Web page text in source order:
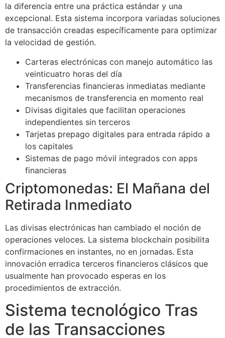
la diferencia entre una práctica estándar y una
excepcional. Esta sistema incorpora variadas soluciones
de transacción creadas específicamente para optimizar
la velocidad de gestión.
Carteras electrónicas con manejo automático las
veinticuatro horas del día
Transferencias financieras inmediatas mediante
mecanismos de transferencia en momento real
Divisas digitales que facilitan operaciones
independientes sin terceros
Tarjetas prepago digitales para entrada rápido a
los capitales
Sistemas de pago móvil integrados con apps
financieras
Criptomonedas: El Mañana del
Retirada Inmediato
Las divisas electrónicas han cambiado el noción de
operaciones veloces. La sistema blockchain posibilita
confirmaciones en instantes, no en jornadas. Esta
innovación erradica terceros financieros clásicos que
usualmente han provocado esperas en los
procedimientos de extracción.
Sistema tecnológico Tras
de las Transacciones